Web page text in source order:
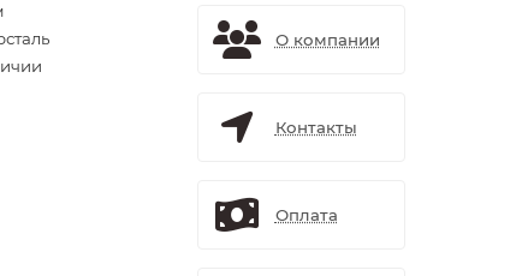
О компании
Контакты
Оплата